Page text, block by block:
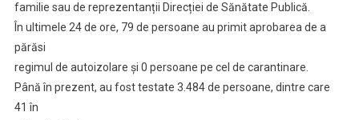
familie sau de reprezentanții Direcției de Sănătate Publică.
În ultimele 24 de ore, 79 de persoane au primit aprobarea de a
părăsi
regimul de autoizolare și 0 persoane pe cel de carantinare.
Până în prezent, au fost testate 3.484 de persoane, dintre care
41 în